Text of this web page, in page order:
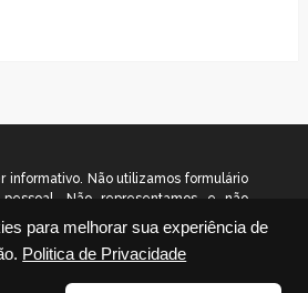
para melhorar sua experiência de
Politica de Privacidade
informativo. Não utilizamos formulário
Não representamos e não
empresa ou programa citado
deste site. © 2026
– Todos os direitos